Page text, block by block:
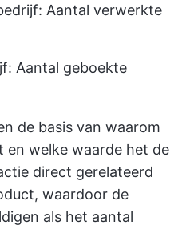
Aantal verwerkte
Aantal geboekte
de basis van waarom
en welke waarde het de
direct gerelateerd
waardoor de
als het aantal